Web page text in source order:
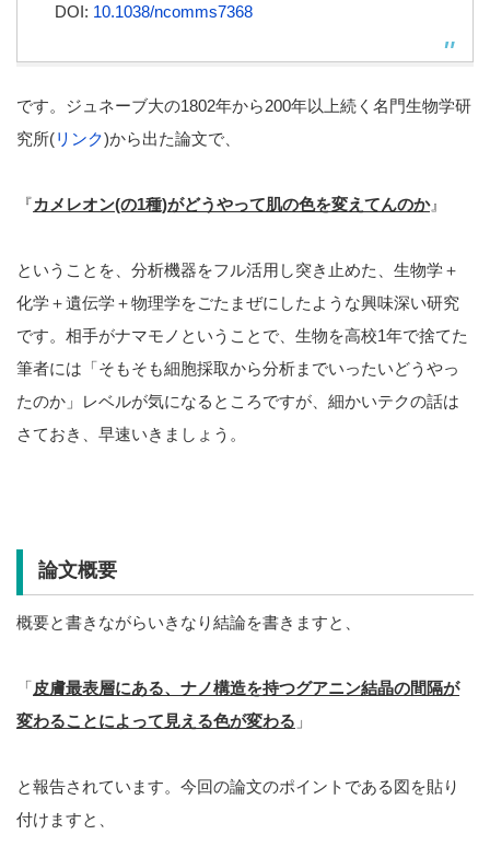
DOI: 10.1038/ncomms7368
です。ジュネーブ大の1802年から200年以上続く名門生物学研
究所(リンク)から出た論文で、
『カメレオン(の1種)がどうやって肌の色を変えてんのか』
ということを、分析機器をフル活用し突き止めた、生物学＋
化学＋遺伝学＋物理学をごたまぜにしたような興味深い研究
です。相手がナマモノということで、生物を高校1年で捨てた
筆者には「そもそも細胞採取から分析までいったいどうやっ
たのか」レベルが気になるところですが、細かいテクの話は
さておき、早速いきましょう。
論文概要
概要と書きながらいきなり結論を書きますと、
「皮膚最表層にある、ナノ構造を持つグアニン結晶の間隔が
変わることによって見える色が変わる 」
と報告されています。今回の論文のポイントである図を貼り
付けますと、